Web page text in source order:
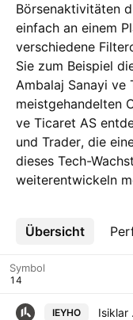
Börsenaktivitäten
einfach an einem
verschiedene
Sie zum Beispiel
Ambalaj Sanayi ve
meistgehandelten
ve Ticaret AS
und Trader, die
dieses Tech-
weiterentwickeln
Übersicht
Mehr
Symbol
IEYHO